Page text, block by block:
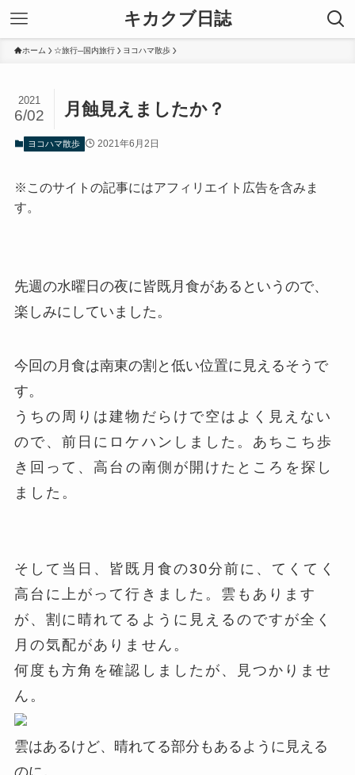
キカクブ日誌
ホーム ☆旅行─国内旅行 ヨコハマ散歩
月蝕見えましたか？
2021
6/02
ヨコハマ散歩 2021年6月2日
※このサイトの記事にはアフィリエイト広告を含みま
す。
先週の水曜日の夜に皆既月食があるというので、
楽しみにしていました。
今回の月食は南東の割と低い位置に見えるそうで
す。
うちの周りは建物だらけで空はよく見えない
ので、前日に ロケハンしました。 あちこち歩
き回って、高台の南側が開けたところを探し
ました。
そして当日、皆既月食の30分前に、てくてく
高台に上がって行きました。雲もあります
が、割に晴れてるように見えるのですが全く
月の気配がありません。
何度も方角を確認しましたが、見つかりませ
ん。
雲はあるけど、晴れてる部分もあるように見える